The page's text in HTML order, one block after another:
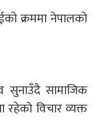
क्रममा नेपालको
सामाजिक
रहेको विचार व्यक्त